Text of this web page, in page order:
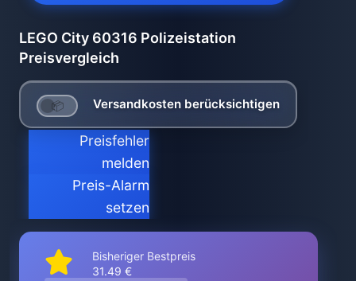
LEGO City 60316 Polizeistation
Preisvergleich
Versandkosten berücksichtigen
Preisfehler
melden
Preis-Alarm
setzen
Bisheriger Bestpreis
31.49 €